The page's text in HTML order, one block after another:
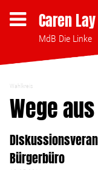
Caren Lay
MdB Die Linke
Wahlkreis
Wege
Bürgerbüro